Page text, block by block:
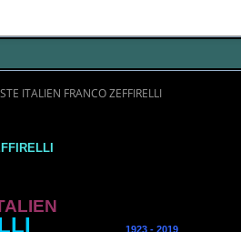
ITALIEN FRANCO ZEFFIRELLI
1923 - 2019